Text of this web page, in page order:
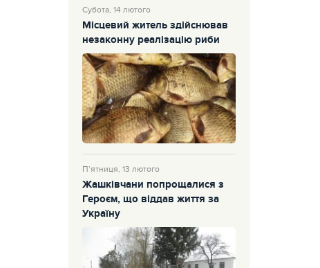
Субота, 14 лютого
Місцевий житель здійснював
незаконну реалізацію риби
П’ятниця, 13 лютого
Жашківчани попрощалися з
Героєм, що віддав життя за
Україну